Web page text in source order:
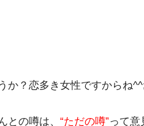
か？恋多き女性ですからね
との噂は、 “ただの噂”って意